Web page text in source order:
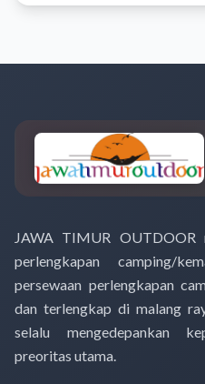
JAWA TIMUR OUTDOOR
perlengkapan camping/
persewaan perlengkapan
dan terlengkap di malang
selalu mengedepankan
preoritas utama.